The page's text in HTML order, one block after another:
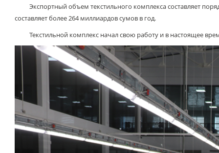
Экспортный объем текстильного комплекса составляет
составляет более 264 миллиардов сумов в год.
Текстильной комплекс начал свою работу и в настоящее